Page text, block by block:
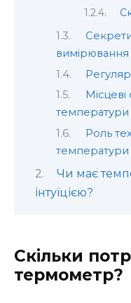
вимірювання
температури
Роль
температури
Чи має
інтуїцією?
Скільки
термометр?